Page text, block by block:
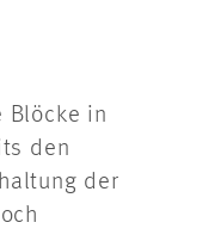
Blöcke in
den
der